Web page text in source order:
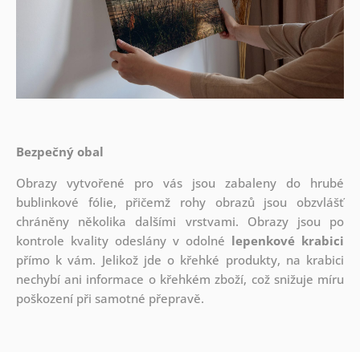
Bezpečný obal
Obrazy vytvořené pro vás jsou zabaleny do hrubé
bublinkové fólie, přičemž rohy obrazů jsou obzvlášť
chráněny několika dalšími vrstvami. Obrazy jsou po
kontrole kvality odeslány v odolné lepenkové krabici
přímo k vám. Jelikož jde o křehké produkty, na krabici
nechybí ani informace o křehkém zboží, což snižuje míru
poškození při samotné přepravě.